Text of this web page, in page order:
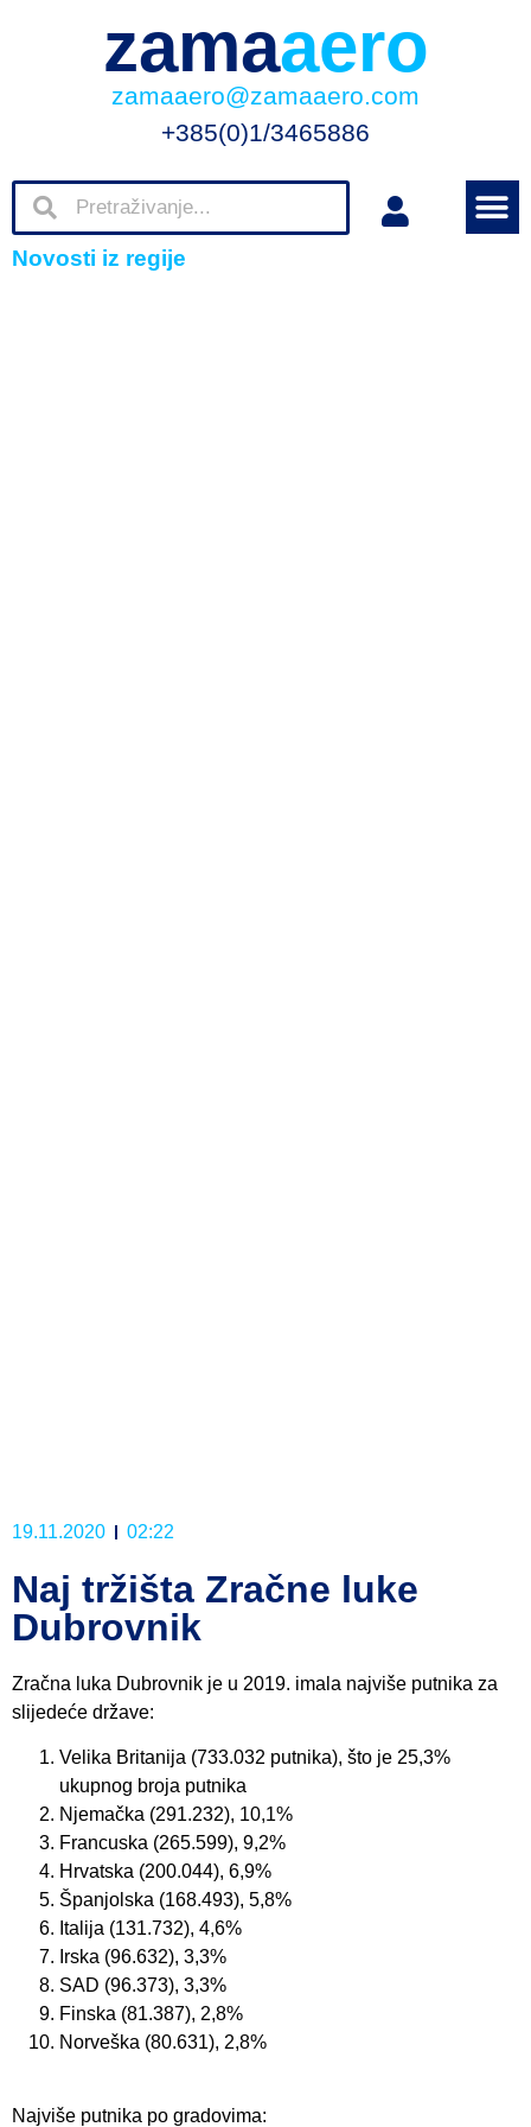
zamaaero
zamaaero@zamaaero.com
+385(0)1/3465886
Novosti iz regije
19.11.2020 02:22
Naj tržišta Zračne luke
Dubrovnik
Zračna luka Dubrovnik je u 2019. imala najviše putnika za
slijedeće države:
Velika Britanija (733.032 putnika), što je 25,3%
ukupnog broja putnika
Njemačka (291.232), 10,1%
Francuska (265.599), 9,2%
Hrvatska (200.044), 6,9%
Španjolska (168.493), 5,8%
Italija (131.732), 4,6%
Irska (96.632), 3,3%
SAD (96.373), 3,3%
Finska (81.387), 2,8%
Norveška (80.631), 2,8%
Najviše putnika po gradovima: